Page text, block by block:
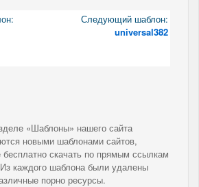
Следующий шаблон:
universal382
«Шаблоны» нашего сайта
новыми шаблонами сайтов,
скачать по прямым ссылкам
Из каждого шаблона были удалены
порно ресурсы.